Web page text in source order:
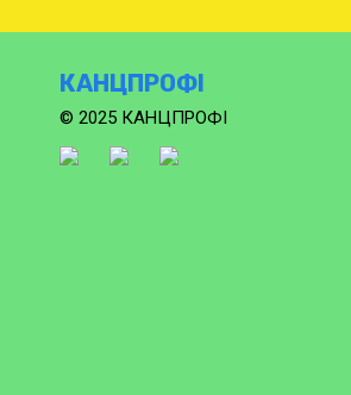
КАНЦПРОФІ
© 2025 КАНЦПРОФІ